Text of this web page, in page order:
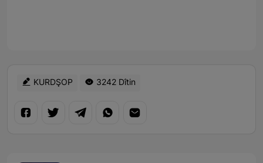
KURDŞOP 3242 Dîtin